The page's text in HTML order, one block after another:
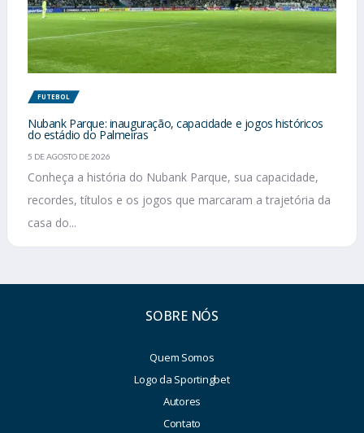
FUTEBOL
Nubank Parque: inauguração, capacidade e jogos históricos
do estádio do Palmeiras
5 DE AGOSTO DE 2026
Conheça a história do Nubank Parque, sua capacidade,
recordes, títulos e os jogos que marcaram a trajetória da
casa do...
SOBRE NÓS
Quem Somos
Logo da Sportingbet
Autores
Contato